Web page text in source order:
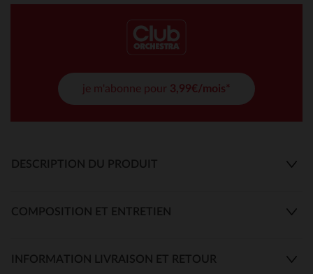
je m'abonne pour 3,99€/mois*
DESCRIPTION DU PRODUIT
COMPOSITION ET ENTRETIEN
INFORMATION LIVRAISON ET RETOUR